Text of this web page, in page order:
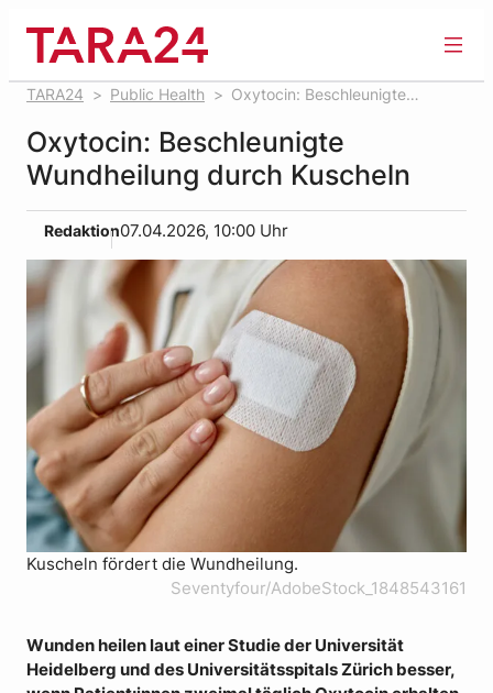
springen
TARA24 Public Health
Oxytocin: Beschleunigte
Oxytocin: Beschleunigte
Wundheilung durch Kuscheln
Redaktion07.04.2026, 10:00 Uhr
Kuscheln fördert die Wundheilung.
Seventyfour/AdobeStock_1848543161
Wunden heilen laut einer Studie der Universität
Heidelberg und des Universitätsspitals Zürich besser,